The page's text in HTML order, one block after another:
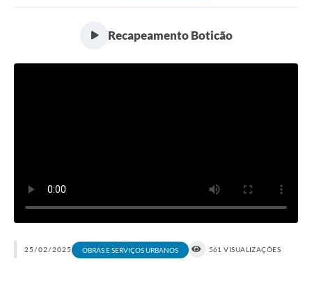
Recapeamento Boticão
25/02/2025 OBRAS E SERVIÇOS URBANOS 561 VISUALIZAÇÕES